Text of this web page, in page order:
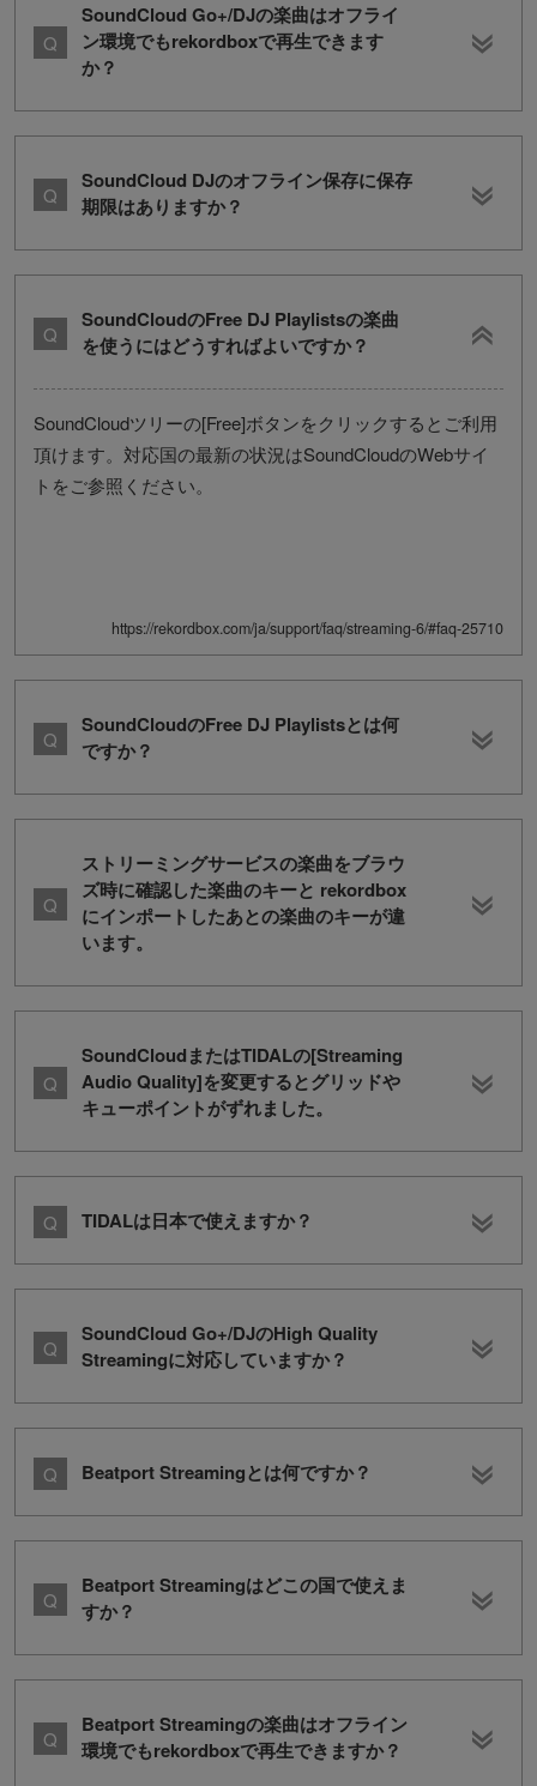
SoundCloud Go+/DJの楽曲はオフライ
ン環境でもrekordboxで再生できます
か？
SoundCloud DJのオフライン保存に保存
期限はありますか？
SoundCloudのFree DJ Playlistsの楽曲
を使うにはどうすればよいですか？
SoundCloudツリーの[Free]ボタンをクリックするとご利用
頂けます。対応国の最新の状況はSoundCloudのWebサイ
トをご参照ください。
https://rekordbox.com/ja/support/faq/streaming-6/#faq-25710
SoundCloudのFree DJ Playlistsとは何
ですか？
ストリーミングサービスの楽曲をブラウ
ズ時に確認した楽曲のキーと rekordbox
にインポートしたあとの楽曲のキーが違
います。
SoundCloudまたはTIDALの[Streaming
Audio Quality]を変更するとグリッドや
キューポイントがずれました。
TIDALは日本で使えますか？
SoundCloud Go+/DJのHigh Quality
Streamingに対応していますか？
Beatport Streamingとは何ですか？
Beatport Streamingはどこの国で使えま
すか？
Beatport Streamingの楽曲はオフライン
環境でもrekordboxで再生できますか？